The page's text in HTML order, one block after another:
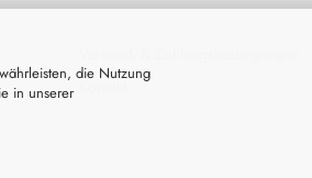
die Nutzung
in unserer